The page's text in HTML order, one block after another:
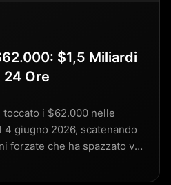
$1,5 Miliardi
24 Ore
i $62.000 nelle
giugno 2026, scatenando
forzate che ha spazzato via